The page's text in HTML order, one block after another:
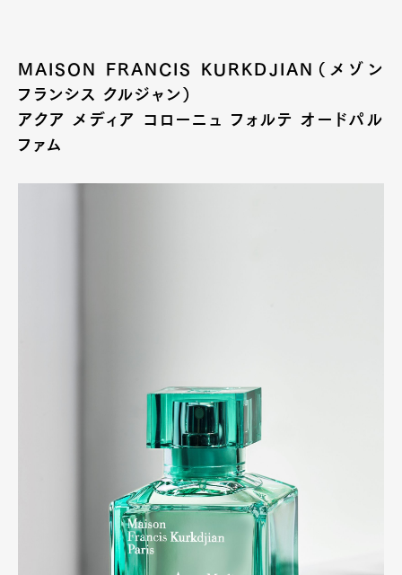
MAISON FRANCIS KURKDJIAN（メゾン
フランシス クルジャン）
アクア メディア コローニュ フォルテ オードパル
ファム